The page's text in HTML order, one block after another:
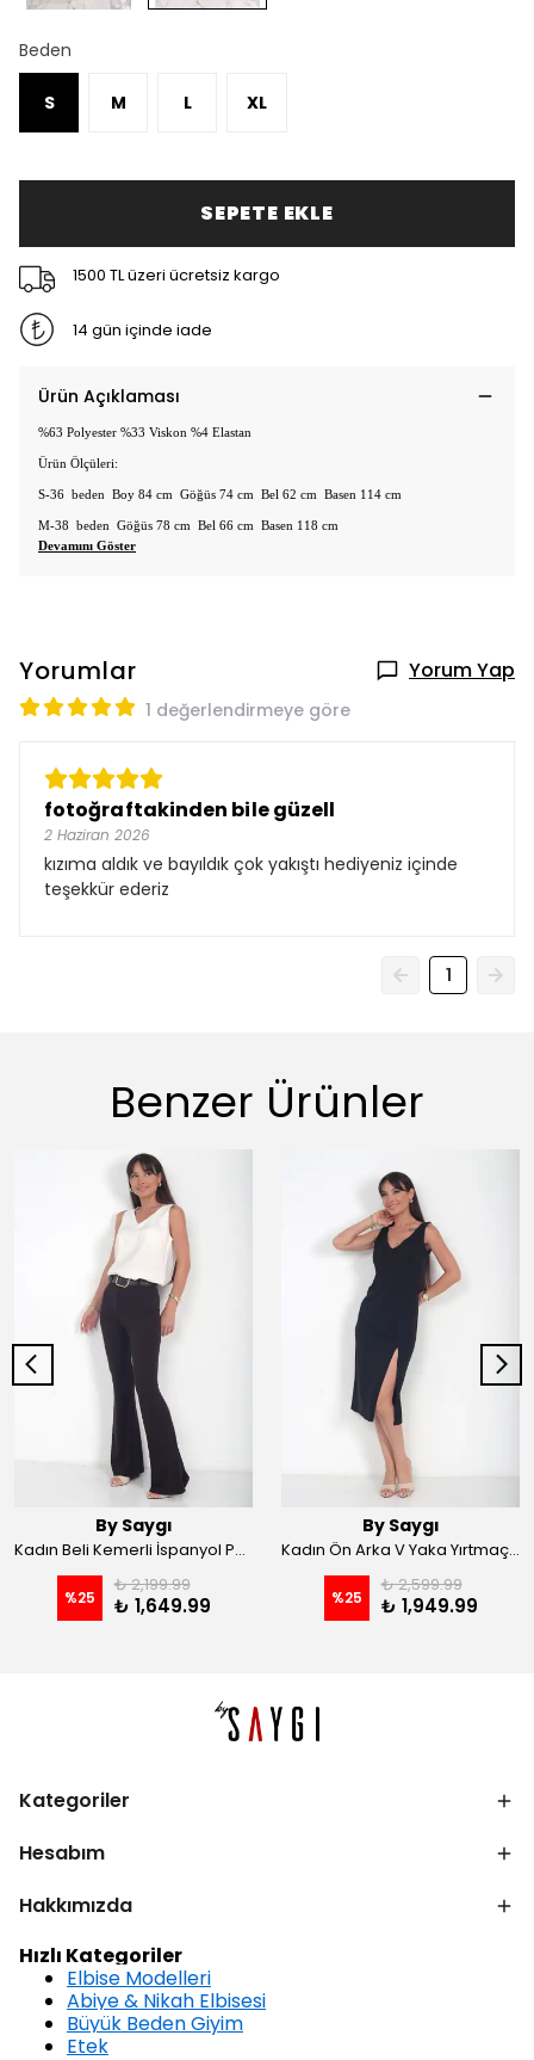
Beden
S M L XL
SEPETE EKLE
1500 TL üzeri ücretsiz kargo
14 gün içinde iade
Ürün Açıklaması
%63 Polyester %33 Viskon %4 Elastan
Ürün Ölçüleri:
S-36 beden Boy 84 cm Göğüs 74 cm Bel 62 cm Basen 114 cm
M-38 beden Göğüs 78 cm Bel 66 cm Basen 118 cm
Devamını Göster
Yorumlar Yorum Yap
1 değerlendirmeye göre
fotoğraftakinden bile güzell
2 Haziran 2026
kızıma aldık ve bayıldık çok yakıştı hediyeniz içinde
teşekkür ederiz
1
Benzer Ürünler
By Saygı
Kadın Beli Kemerli İspanyol Paça Likralı Krep Pantolon - Kahve
%25
₺ 2,199.99
₺ 1,649.99
By Saygı
Kadın Ön Arka V Yaka Yırtmaçlı Likralı Scuba Midi Elbise - Siyah
%25
₺ 2,599.99
₺ 1,949.99
Kategoriler
Hesabım
Hakkımızda
Hızlı Kategoriler
Elbise Modelleri
Abiye & Nikah Elbisesi
Büyük Beden Giyim
Etek